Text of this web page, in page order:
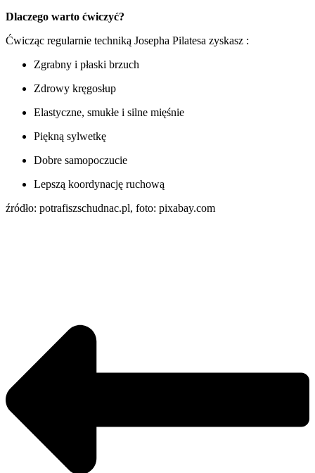
Dlaczego warto ćwiczyć?
Ćwicząc regularnie techniką Josepha Pilatesa zyskasz :
Zgrabny i płaski brzuch
Zdrowy kręgosłup
Elastyczne, smukłe i silne mięśnie
Piękną sylwetkę
Dobre samopoczucie
Lepszą koordynację ruchową
źródło: potrafiszschudnac.pl, foto: pixabay.com